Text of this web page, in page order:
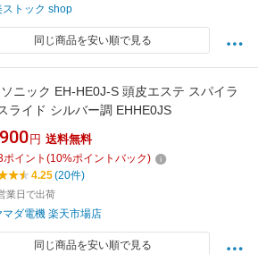
ストック shop
同じ商品を安い順で見る
ニック EH-HE0J-S 頭皮エステ スパイラ
ライド シルバー調 EHHE0JS
円 送料無料
ポイント (10%ポイントバック)
4.25(20件)
業日で出荷
マダ電機 楽天市場店
同じ商品を安い順で見る